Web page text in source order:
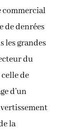
commercial
de denrées
les grandes
du
de
d’un
la